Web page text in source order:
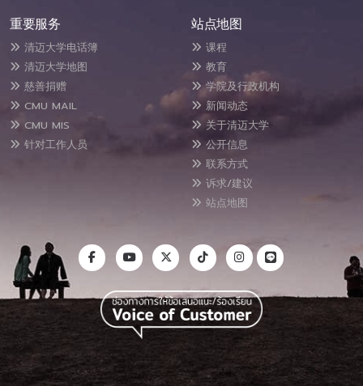
重要服务
清迈大学电话簿
清迈大学地图
慈善捐赠
CMU MAIL
CMU MIS
针对工作人员
站点地图
课程
教育
学院及行政机构
新闻动态
关于清迈大学
公开信息
联系方式
诉求/建议
站点地图